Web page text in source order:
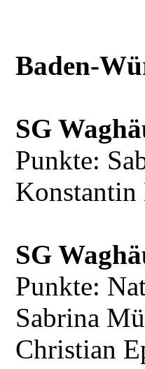
Baden-
SG
Punkte:
SG
Punkte:
Sabrina
Christian